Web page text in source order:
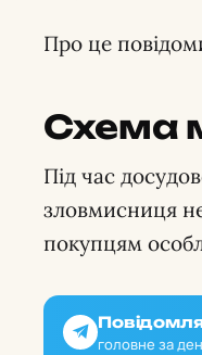
Про це
Схема
Під час
зловмисниця
покупцям
головне за